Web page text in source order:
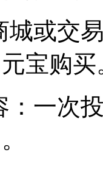
城或交
宝购买
：一次